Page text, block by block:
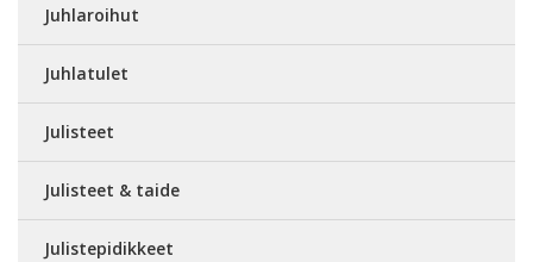
Juhlaroihut
Juhlatulet
Julisteet
Julisteet & taide
Julistepidikkeet